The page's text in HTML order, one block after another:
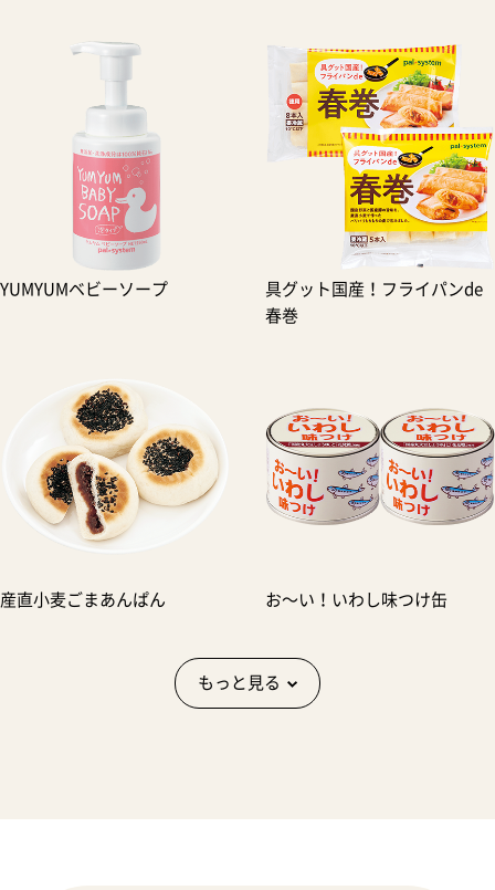
YUMYUMベビーソープ
具グット国産！フライパンde
春巻
産直小麦ごまあんぱん お〜い！いわし味つけ缶
もっと見る